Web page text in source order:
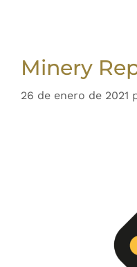
Minery
26 de enero de 2021